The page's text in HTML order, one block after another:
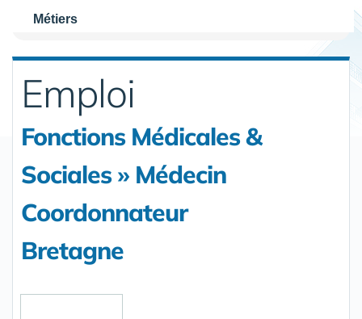
Métiers
Emploi
Fonctions Médicales &
Sociales » Médecin
Coordonnateur
Bretagne